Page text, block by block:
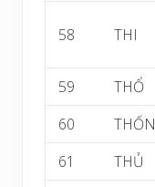
58 THI
59
THỔ
60
THỐN
61
THỦ